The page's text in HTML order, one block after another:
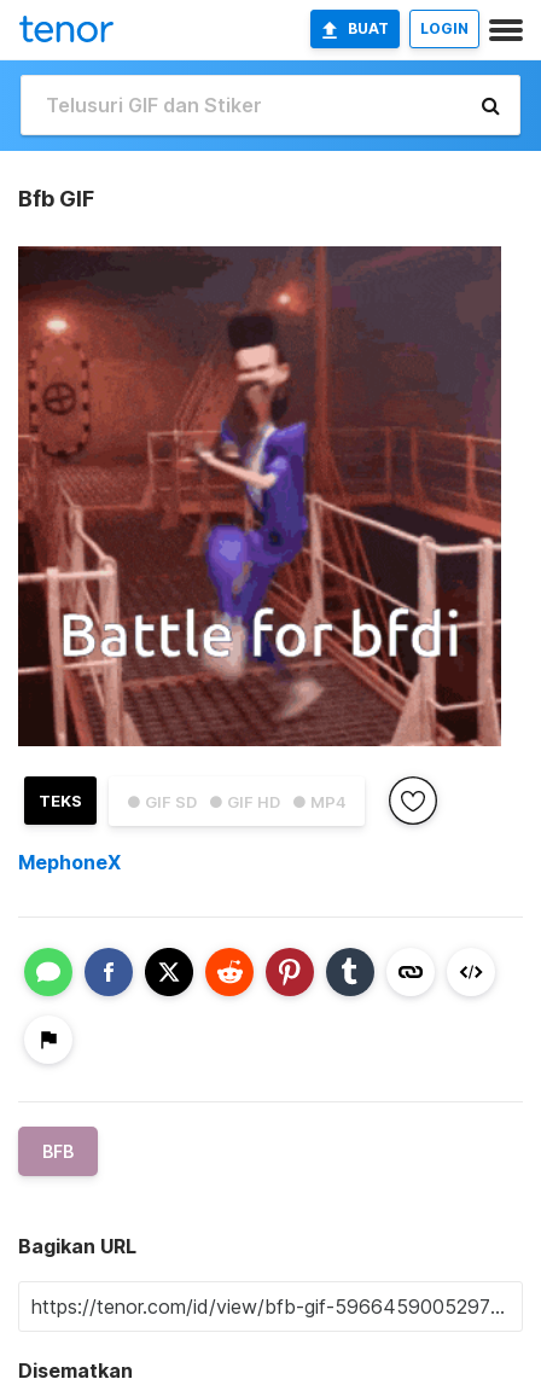
BUAT LOGIN
Bfb GIF
● GIF SD ● GIF HD ● MP4
TEKS
MephoneX
BFB
Bagikan URL
Disematkan